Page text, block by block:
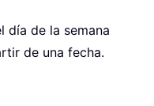
día de la semana
de una fecha.